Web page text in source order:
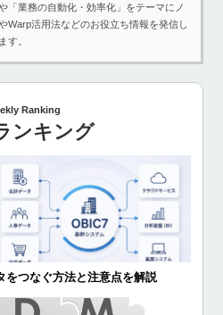
「業務の自動化・効率化」をテーマにノ
Warp活用法などのお役立ち情報を発信し
す。
Ranking
ンキング
をつなぐ方法と注意点を解説